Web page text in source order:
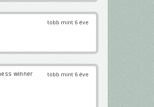
több mint 6 éve
több mint 6 éve
winner